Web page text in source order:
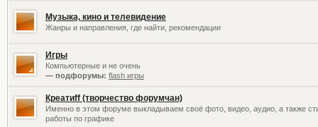
Музыка, кино и телевидение
Жанры и направления, где найти, рекомендации
Игры
Компьютерные и не очень
— подфорумы: flash игры
Креатиff (творчество форумчан)
Именно в этом форуме выкладываем своё фото, видео, аудио, а также
работы по графике